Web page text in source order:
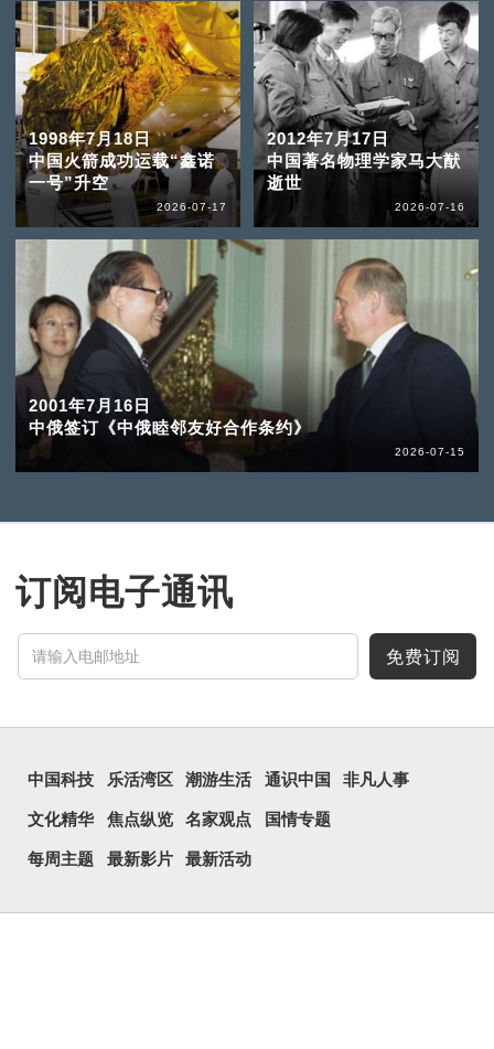
1998年7月18日
中国火箭成功运载“鑫诺
一号”升空
2026-07-17
2012年7月17日
中国著名物理学家马大猷
逝世
2026-07-16
2001年7月16日
中俄签订《中俄睦邻友好合作条约》
2026-07-15
订阅电子通讯
免费订阅
中国科技 乐活湾区 潮游生活 通识中国 非凡人事
文化精华 焦点纵览 名家观点 国情专题
每周主题 最新影片 最新活动